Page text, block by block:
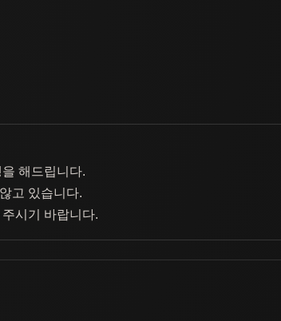
해드립니다.
고 있습니다.
시기 바랍니다.